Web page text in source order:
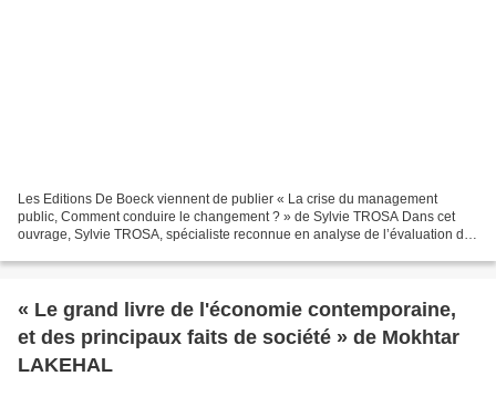
Les Editions De Boeck viennent de publier « La crise du management
public, Comment conduire le changement ? » de Sylvie TROSA Dans cet
ouvrage, Sylvie TROSA, spécialiste reconnue en analyse de l’évaluation des
« Le grand livre de l'économie contemporaine,
et des principaux faits de société » de Mokhtar
LAKEHAL